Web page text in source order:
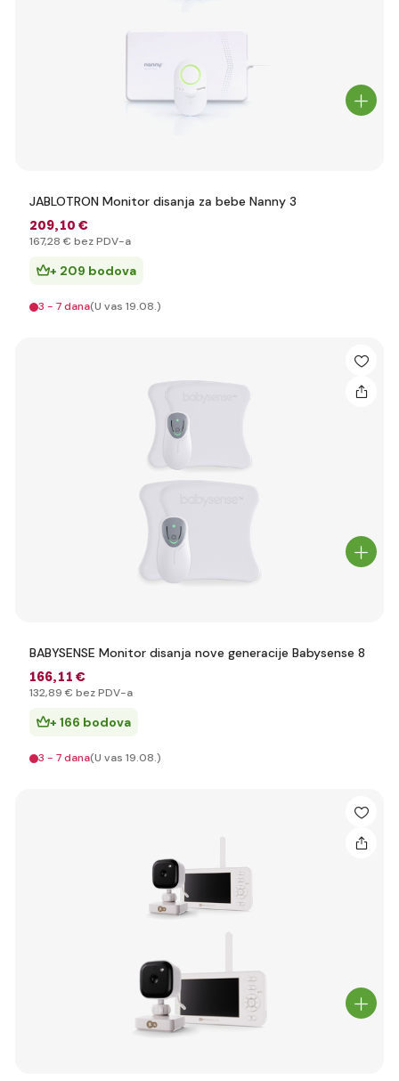
JABLOTRON Monitor disanja za bebe Nanny 3
209,10 €
167,28 € bez PDV-a
+ 209 bodova
3 - 7 dana(U vas 19.08.)
BABYSENSE Monitor disanja nove generacije Babysense 8
166,11 €
132,89 € bez PDV-a
+ 166 bodova
3 - 7 dana(U vas 19.08.)